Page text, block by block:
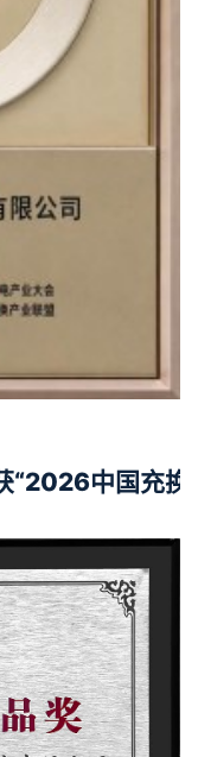
“2026中国充换